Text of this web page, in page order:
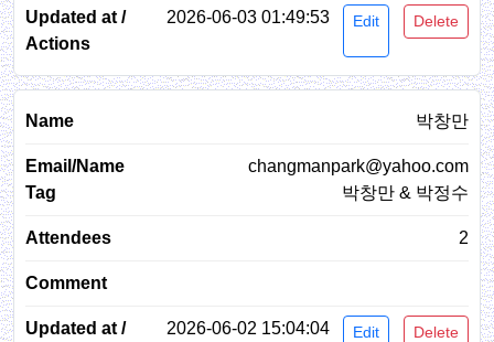
2026-06-03 01:49:53 Edit Delete
박창만
changmanpark@yahoo.com
박창만 & 박정수
2
2026-06-02 15:04:04 Edit Delete